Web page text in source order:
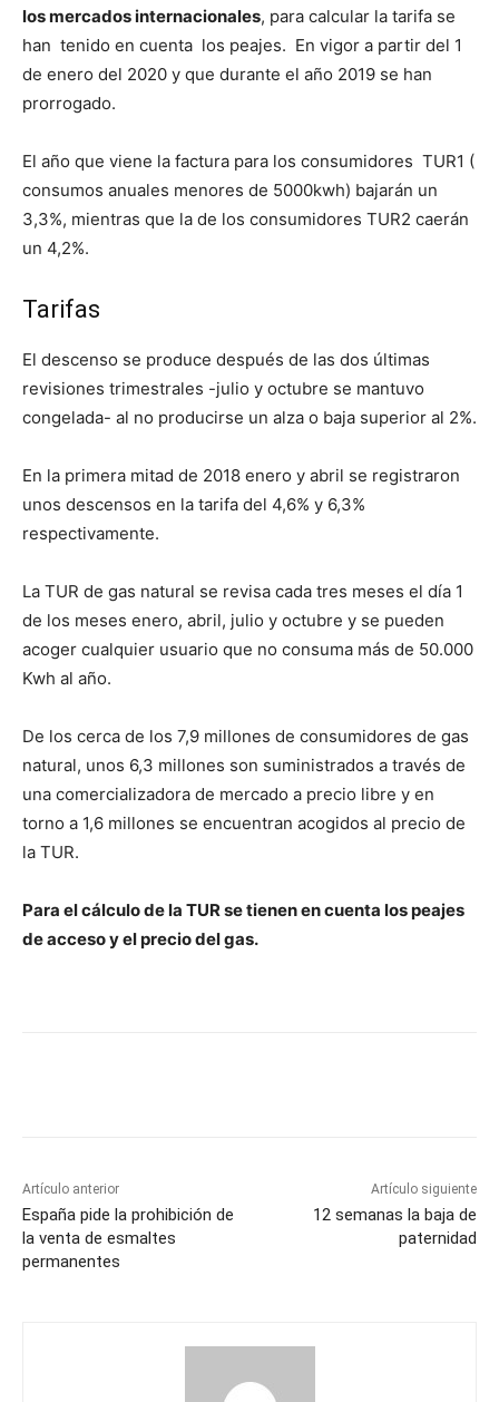
los mercados internacionales, para calcular la tarifa se
han tenido en cuenta los peajes. En vigor a partir del 1
de enero del 2020 y que durante el año 2019 se han
prorrogado.
El año que viene la factura para los consumidores TUR1 (
consumos anuales menores de 5000kwh) bajarán un
3,3%, mientras que la de los consumidores TUR2 caerán
un 4,2%.
Tarifas
El descenso se produce después de las dos últimas
revisiones trimestrales -julio y octubre se mantuvo
congelada- al no producirse un alza o baja superior al 2%.
En la primera mitad de 2018 enero y abril se registraron
unos descensos en la tarifa del 4,6% y 6,3%
respectivamente.
La TUR de gas natural se revisa cada tres meses el día 1
de los meses enero, abril, julio y octubre y se pueden
acoger cualquier usuario que no consuma más de 50.000
Kwh al año.
De los cerca de los 7,9 millones de consumidores de gas
natural, unos 6,3 millones son suministrados a través de
una comercializadora de mercado a precio libre y en
torno a 1,6 millones se encuentran acogidos al precio de
la TUR.
Para el cálculo de la TUR se tienen en cuenta los peajes
de acceso y el precio del gas.
Artículo anterior
España pide la prohibición de
la venta de esmaltes
permanentes
Artículo siguiente
12 semanas la baja de
paternidad